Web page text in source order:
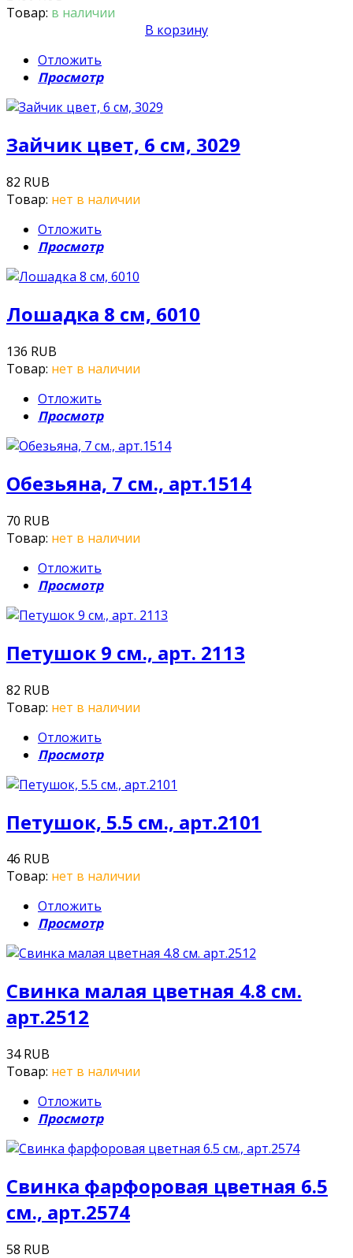
Товар: в наличии
В корзину
Отложить
Просмотр
Зайчик цвет, 6 см, 3029
82 RUB
Товар: нет в наличии
Отложить
Просмотр
Лошадка 8 см, 6010
136 RUB
Товар: нет в наличии
Отложить
Просмотр
Обезьяна, 7 см., арт.1514
70 RUB
Товар: нет в наличии
Отложить
Просмотр
Петушок 9 см., арт. 2113
82 RUB
Товар: нет в наличии
Отложить
Просмотр
Петушок, 5.5 см., арт.2101
46 RUB
Товар: нет в наличии
Отложить
Просмотр
Свинка малая цветная 4.8 см.
арт.2512
34 RUB
Товар: нет в наличии
Отложить
Просмотр
Свинка фарфоровая цветная 6.5
см., арт.2574
58 RUB